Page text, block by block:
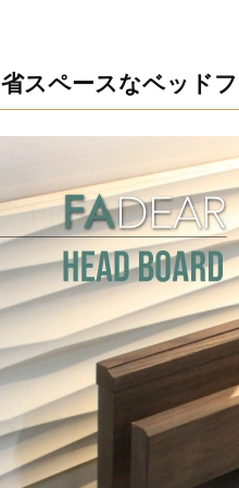
省スペースなベッド